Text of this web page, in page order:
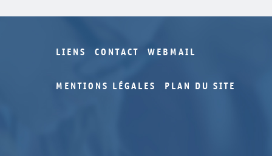
LIENS CONTACT WEBMAIL
MENTIONS LÉGALES PLAN DU SITE